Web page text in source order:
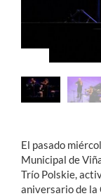
Alumni
El pasado
Municipal de
Trío Polskie,
aniversario de la